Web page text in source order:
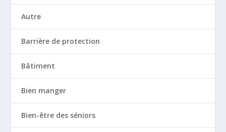
Autre
Barrière de protection
Bâtiment
Bien manger
Bien-être des séniors